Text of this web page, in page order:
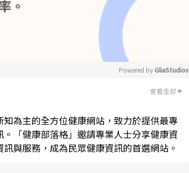
Powered by GliaStudios
查看全部
為主的全方位健康網站，致力於提供最專
「健康部落格」邀請專業人士分享健康資
與服務，成為民眾健康資訊的首選網站。